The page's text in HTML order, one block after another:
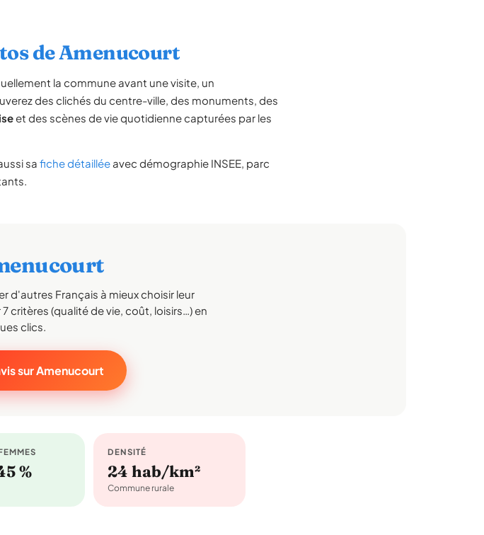
de Amenucourt
la commune avant une visite, un
des clichés du centre-ville, des monuments, des
et des scènes de vie quotidienne capturées par les
sa fiche détaillée avec démographie INSEE, parc
d'autres Français à mieux choisir leur
critères (qualité de vie, coût, loisirs…) en
clics.
sur Amenucourt
%
DENSITÉ
24 hab/km²
Commune rurale